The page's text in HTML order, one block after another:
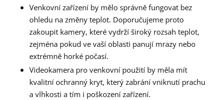
Venkovní zařízení by mělo správně fungovat bez
ohledu na změny teplot. Doporučujeme proto
zakoupit kamery, které vydrží široký rozsah teplot,
zejména pokud ve vaší oblasti panují mrazy nebo
extrémně horké počasí.
Videokamera pro venkovní použití by měla mít
kvalitní ochranný kryt, který zabrání vniknutí prachu
a vlhkosti a tím i poškození zařízení.